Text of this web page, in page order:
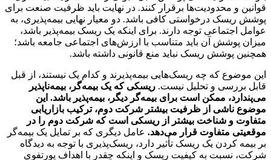
قوانین و محدودیت‌ها برقرار کنند. در نهایت باید ظرفیت صنعت برای
پوشش ریسک درخواستی کافی باشد. دو معیار نهایی بیمه‌پذیری، به
عوامل اجتماعی توجه دارند. برای اینکه یک ریسک بیمه‌پذیر باشد،
میزان پوشش آن باید متناسب با ارزش‌های اجتماعی جامعه باشد؛
همچنین پوشش ریسک نباید منع قانونی داشته باشد.
این موضوع که چه ریسک‌هایی بیمه‌پذیرند و کدام یک نیستند، از قبل
قابل بررسی و تحلیل نیست. ریسکی که یک بیمه‌گر، بیمه‌ناپذیر
می‌پندارد، ممکن است برای بیمه‌گر دیگر، بیمه‌پذیر باشد. این
موضوع ناشی از ظرفیت بیشتر شرکت دوم، ترکیب بازاریابی
متفاوت و شناخت بیشتر از ریسکی است که شرکت دوم را در
موقعیتی متفاوت قرار می‌دهد. عامل دیگری که بر تمایل یک بیمه‌گر
بر بیمه کردن یک ریسک تأثیر دارد، ریسک‌پذیری با توجه به دیدگاه
شرکت، نسبت به کیفیت ریسک و اینکه چقدر با اهداف پورتفوی